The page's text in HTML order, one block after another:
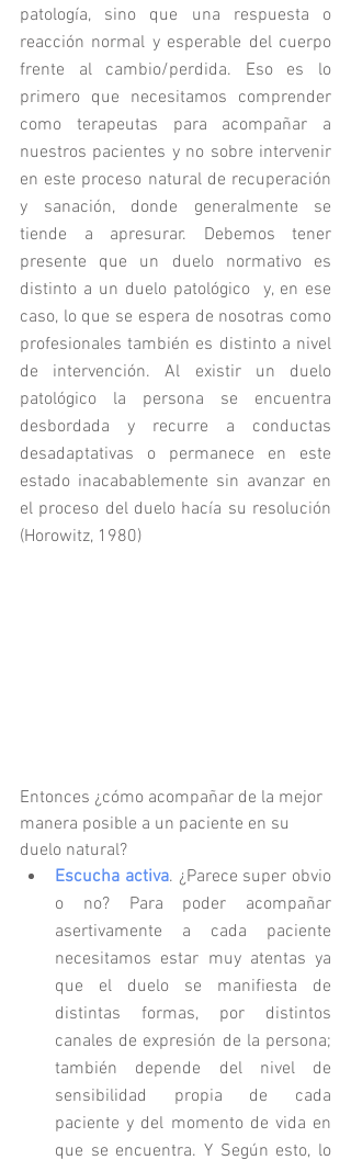
patología, sino que una respuesta o
reacción normal y esperable del cuerpo
frente al cambio/perdida. Eso es lo
primero que necesitamos comprender
como terapeutas para acompañar a
nuestros pacientes y no sobre intervenir
en este proceso natural de recuperación
y sanación, donde generalmente se
tiende a apresurar. Debemos tener
presente que un duelo normativo es
distinto a un duelo patológico  y, en ese
caso, lo que se espera de nosotras como
profesionales también es distinto a nivel
de intervención. Al existir un duelo
patológico la persona se encuentra
desbordada y recurre a conductas
desadaptativas o permanece en este
estado inacabablemente sin avanzar en
el proceso del duelo hacía su resolución
(Horowitz, 1980)
Entonces ¿cómo acompañar de la mejor
manera posible a un paciente en su
duelo natural?
Escucha activa. ¿Parece super obvio
o no? Para poder acompañar
asertivamente a cada paciente
necesitamos estar muy atentas ya
que el duelo se manifiesta de
distintas formas, por distintos
canales de expresión de la persona;
también depende del nivel de
sensibilidad propia de cada
paciente y del momento de vida en
que se encuentra. Y Según esto, lo